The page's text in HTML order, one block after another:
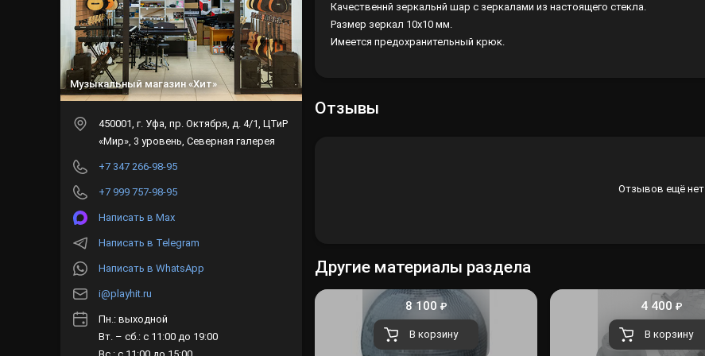
Качественнй зеркальнй шар с зеркалами из настоящего стекла.
Размер зеркал 10х10 мм.
Имеется предохранительный крюк.
Отзывы
Отзывов ещё нет
Другие материалы раздела
8 100 ₽
В корзину
4 400 ₽
В корзину
Лампы
Зенитные прожекторы
Музыкальный магазин «Хит»
450001 , г. Уфа пр. Октября, д. 4/1, ЦТиР
«Мир», 3 уровень, Северная галерея
+7 347 266-98-95
+7 999 757-98-95
Написать в Max
Написать в Telegram
Написать в WhatsApp
i@playhit.ru
Пн.: выходной
Вт. – сб.: с 11:00 до 19:00